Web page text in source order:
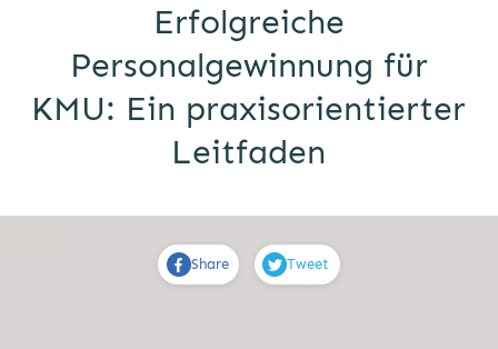
Erfolgreiche
Personalgewinnung für
KMU: Ein praxisorientierter
Leitfaden
Share Tweet